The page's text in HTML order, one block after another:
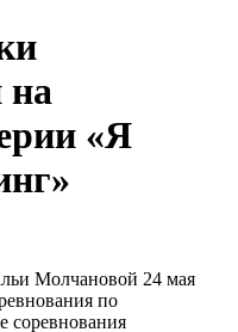
на
«Я
Молчановой 24 мая
по
соревнования